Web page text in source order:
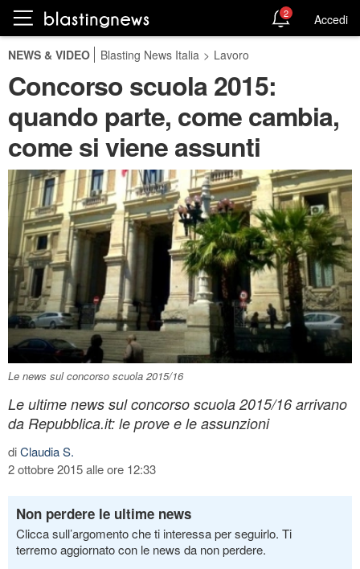
2 Accedi
NEWS & VIDEO Blasting News Italia > Lavoro
Concorso scuola 2015:
quando parte, come cambia,
come si viene assunti
Le news sul concorso scuola 2015/16
Le ultime news sul concorso scuola 2015/16 arrivano
da Repubblica.it: le prove e le assunzioni
diClaudia S.
2 ottobre 2015 alle ore 12:33
Non perdere le ultime news
Clicca sull’argomento che ti interessa per seguirlo. Ti
terremo aggiornato con le news da non perdere.